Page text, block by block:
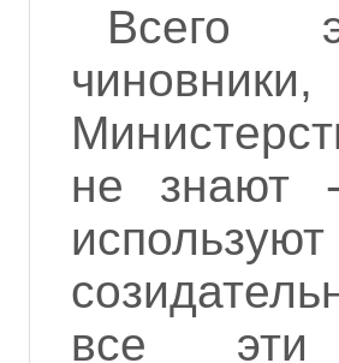
Всего
не знают
все эти